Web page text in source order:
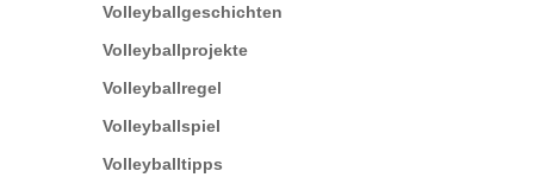
Volleyballgeschichten
Volleyballprojekte
Volleyballregel
Volleyballspiel
Volleyballtipps